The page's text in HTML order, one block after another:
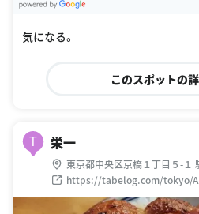
気になる。
このスポットの
T 栄一
東京都中央区京橋１丁目５-１
https://tabelog.com/tokyo/